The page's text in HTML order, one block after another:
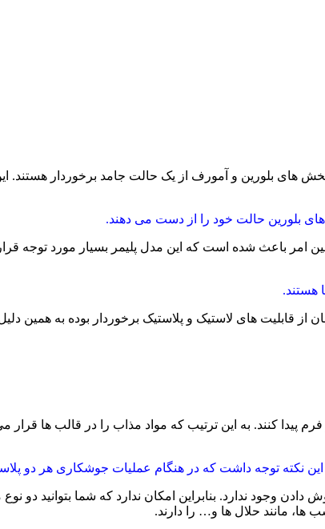
بخش های بلورین و آمورف از یک حالت جامد برخوردار
بلورین حالت خود را از دست می دهند.
امر باعث شده است که این مدل پلیمر بسیار مورد توجه
هستند.
قابلیت های لاستیک و پلاستیک برخوردار بوده به همین
پیدا کنند. به این ترتیب که مواد مذاب را در قالب ها
این نکته توجه داشت که در هنگام عملیات جوشکاری هر دو
وجود ندارد. بنابراین امکان ندارد که شما بتوانید دو
ها، مانند حلال ها و… را دارند.